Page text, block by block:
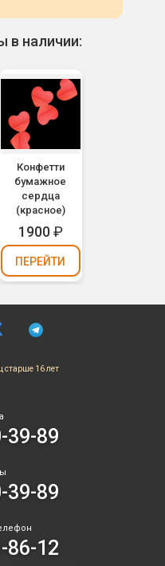
в наличии:
Конфетти
бумажное
сердца
(красное)
1900₽
ПЕРЕЙТИ
старше 16 лет
39-89
39-89
86-12